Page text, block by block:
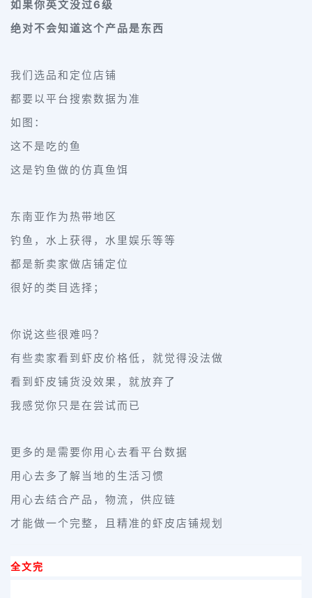
如果你英文没过6级
绝对不会知道这个产品是东西
我们选品和定位店铺
都要以平台搜索数据为准
如图：
这不是吃的鱼
这是钓鱼做的仿真鱼饵
东南亚作为热带地区
钓鱼，水上获得，水里娱乐等等
都是新卖家做店铺定位
很好的类目选择；
你说这些很难吗？
有些卖家看到虾皮价格低，就觉得没法做
看到虾皮铺货没效果，就放弃了
我感觉你只是在尝试而已
更多的是需要你用心去看平台数据
用心去多了解当地的生活习惯
用心去结合产品，物流，供应链
才能做一个完整，且精准的虾皮店铺规划
全文完